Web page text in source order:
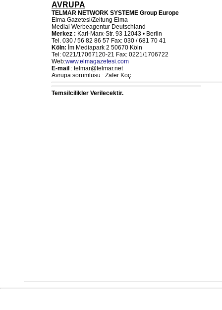
AVRUPA
TELMAR NETWORK SYSTEME Group Europe
Elma Gazetesi/Zeitung Elma
Medial Werbeagentur Deutschland
Merkez : Karl-Marx-Str. 93 12043 • Berlin
Tel. 030 / 56 82 86 57 Fax: 030 / 681 70 41
Köln: İm Mediapark 2 50670 Köln
Tel: 0221/17067120-21 Fax: 0221/1706722
Web:www.elmagazetesi.com
E-mail : telmar@telmar.net
Avrupa sorumlusu : Zafer Koç
Temsilcilikler Verilecektir.